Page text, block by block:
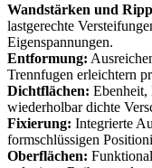
Wandstärken und
lastgerechte
Eigenspannungen.
Entformung:
Trennfugen erleichtern
Dichtflächen: Ebenheit,
wiederholbar dichte
Fixierung: Integrierte
formschlüssigen
Oberflächen: